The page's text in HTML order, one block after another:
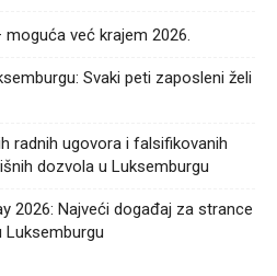
već krajem 2026.
Svaki peti zaposleni želi
radnih ugovora i falsifikovanih
dozvola u Luksemburgu
2026: Najveći događaj za strance
Luksemburgu